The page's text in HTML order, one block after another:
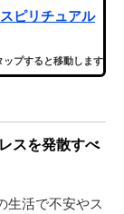
ピリチュアル
ップすると移動します
スを発散すべ
生活で不安やス